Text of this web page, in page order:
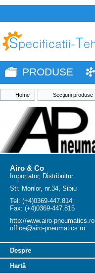
PRODUSE
Home Secțiuni produse
Airo & Co
Importator, Distribuitor
Str. Morilor, nr.34, Sibiu
Tel: (+4)0369-447.814
Fax: (+4)0369-447.815
http://www.airo-pneumatics.ro
office@airo-pneumatics.ro
Despre
Hartă